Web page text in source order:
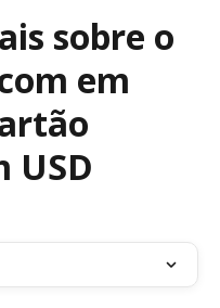
sobre o
em
USD